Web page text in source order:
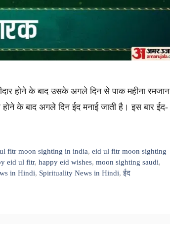
होने के बाद उसके अगले दिन से पाक महीना रमजान
के बाद अगले दिन ईद मनाई जाती है। इस बार ईद-
fitr moon sighting in india,eid ul fitr moon sighting
eid ul fitr, happy eid wishes, moon sighting saudi,
in Hindi, Spirituality News in Hindi,ईद